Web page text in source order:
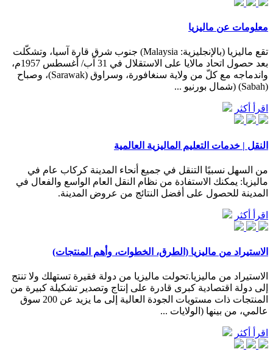
معلومات عن ماليزيا
تقع ماليزيا (بالإنجليزية: Malaysia) جنوب شرق قارة آسيا، وتشكّلت
بعد حصول اتحاد مالايا على الاستقلال في 31 آب/ أغسطس 1957م،
واندماجه مع كلّ من ولاية سنغافورة، وسراوق (Sarawak)، وصباح
(Sabah) (شمال بورنيو ...
اقرأ أكثر
النقل | خدمات التعليم الماليزية العالمية
من السهل نسبيًا التنقل في جميع أنحاء المدينة كركاب عام في
ماليزيا: يمكنك الاستفادة من نظام النقل العام الواسع والفعال في
المدينة للحصول على أفضل النتائج من عروض المدينة.
اقرأ أكثر
الاستيراد من ماليزيا (الطرق، الخطوات، وأهم المنتجات)
الاستيراد من ماليزيا.تحولت ماليزيا من دولة فقيرة تستهلك ولا تنتج
إلى دولة اقتصادية كبرى قادرة على إنتاج وتصدير تشكيلة كبيرة من
المنتجات ذات مستويات الجودة العالية إلى ما يزيد عن 200 سوق
عالمي، من بينها (الولايات ...
اقرأ أكثر